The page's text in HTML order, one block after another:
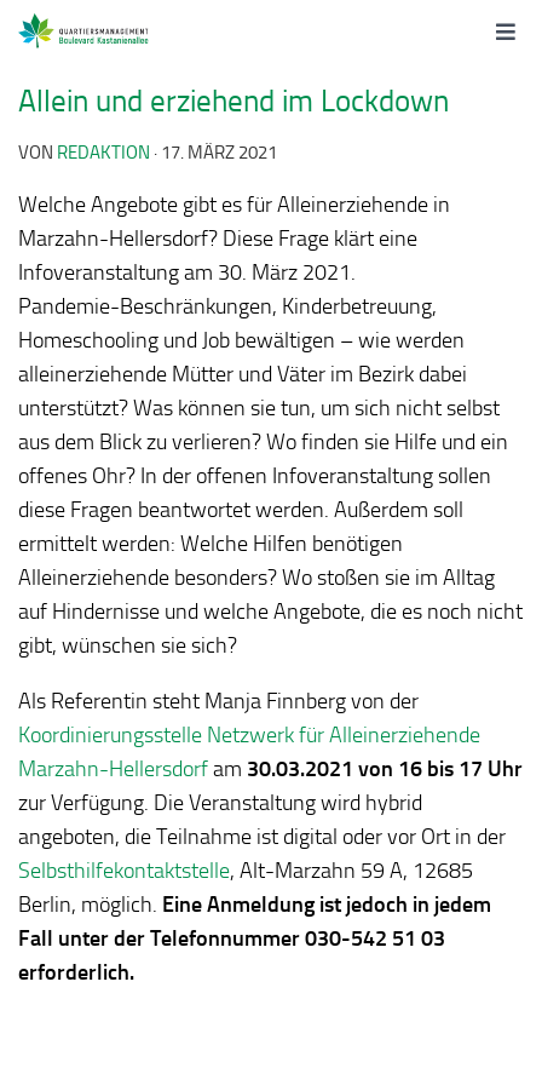
Allein und erziehend im Lockdown
VON REDAKTION · 17. MÄRZ 2021
Welche Angebote gibt es für Alleinerziehende in
Marzahn-Hellersdorf? Diese Frage klärt eine
Infoveranstaltung am 30. März 2021.
Pandemie-Beschränkungen, Kinderbetreuung,
Homeschooling und Job bewältigen – wie werden
alleinerziehende Mütter und Väter im Bezirk dabei
unterstützt? Was können sie tun, um sich nicht selbst
aus dem Blick zu verlieren? Wo finden sie Hilfe und ein
offenes Ohr? In der offenen Infoveranstaltung sollen
diese Fragen beantwortet werden. Außerdem soll
ermittelt werden: Welche Hilfen benötigen
Alleinerziehende besonders? Wo stoßen sie im Alltag
auf Hindernisse und welche Angebote, die es noch nicht
gibt, wünschen sie sich?
Als Referentin steht Manja Finnberg von der
Koordinierungsstelle Netzwerk für Alleinerziehende
Marzahn-Hellersdorfam 30.03.2021 von 16 bis 17 Uhr
zur Verfügung. Die Veranstaltung wird hybrid
angeboten, die Teilnahme ist digital oder vor Ort in der
Selbsthilfekontaktstelle, Alt-Marzahn 59 A, 12685
Berlin, möglich. Eine Anmeldung ist jedoch in jedem
Fall unter der Telefonnummer 030-542 51 03
erforderlich.